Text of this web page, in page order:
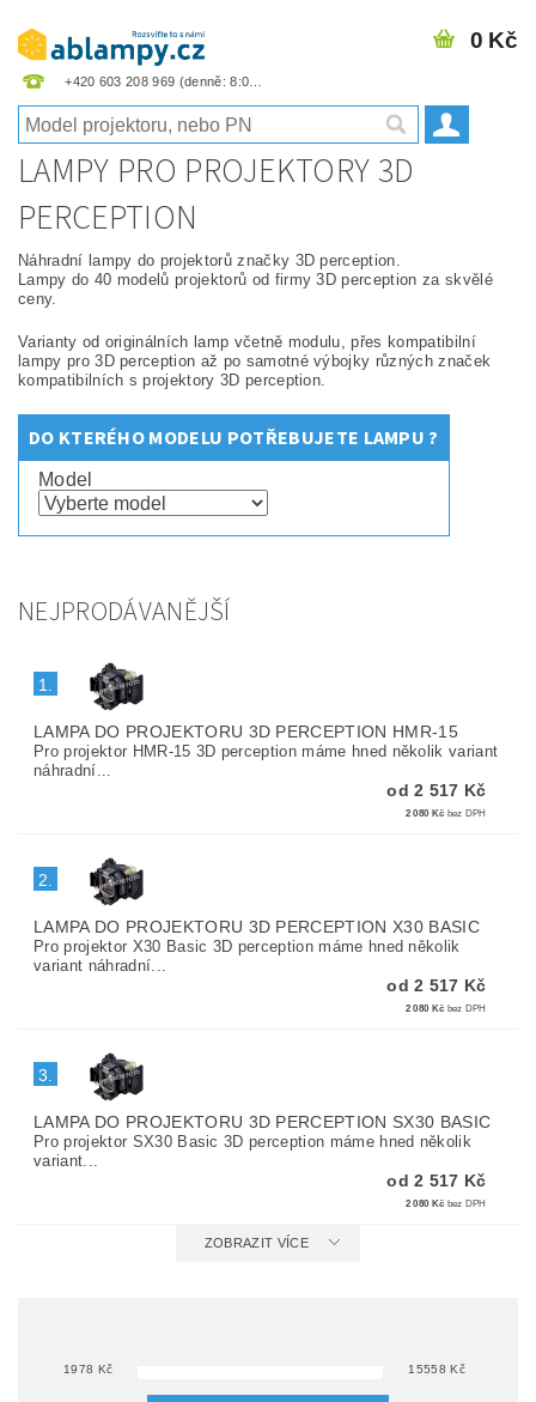
+420 603 208 969
0 Kč
LAMPY PRO PROJEKTORY 3D
PERCEPTION
Náhradní lampy do projektorů značky 3D perception.
Lampy do 40 modelů projektorů od firmy 3D perception za skvělé
ceny.
Varianty od originálních lamp včetně modulu, přes kompatibilní
lampy pro 3D perception až po samotné výbojky různých značek
kompatibilních s projektory 3D perception.
DO KTERÉHO MODELU POTŘEBUJETE LAMPU ?
Model
NEJPRODÁVANĚJŠÍ
1.
LAMPA DO PROJEKTORU 3D PERCEPTION HMR-15
Pro projektor HMR-15 3D perception máme hned několik variant
náhradní...
od 2 517 Kč
2 080 Kč bez DPH
2.
LAMPA DO PROJEKTORU 3D PERCEPTION X30 BASIC
Pro projektor X30 Basic 3D perception máme hned několik
variant náhradní...
od 2 517 Kč
2 080 Kč bez DPH
3.
LAMPA DO PROJEKTORU 3D PERCEPTION SX30 BASIC
Pro projektor SX30 Basic 3D perception máme hned několik
variant...
od 2 517 Kč
2 080 Kč bez DPH
ZOBRAZIT VÍCE
1978 Kč 15558 Kč